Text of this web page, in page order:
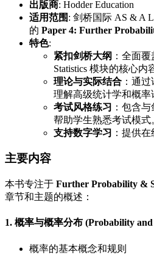
出版商: Hodder Education
适用范围 : 剑桥国际 AS & A
的 Paper 4: Further
特色:
紧扣剑桥大纲 ：全面
Statistics 模块的核心内
理论与实际结合 ：通
理解高级统计学和概率
考试风格练习 ：包含
帮助学生熟悉考试模式
支持数字学习 ：提供
主要内容
本书专注于 Further Probability &
章节和主题的概述：
1. 概率与概率分布 (Probability
概率的基本概念和规则